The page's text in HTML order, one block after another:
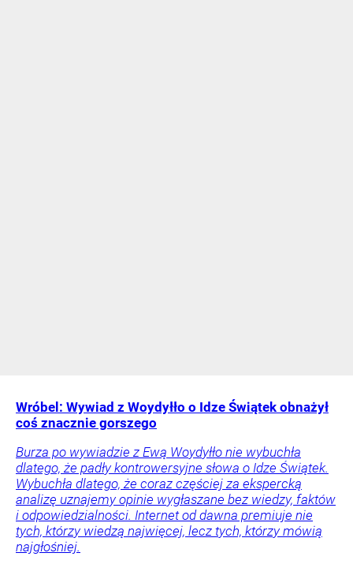
Wróbel: Wywiad z Woydyłło o Idze Świątek obnażył
coś znacznie gorszego
Burza po wywiadzie z Ewą Woydyłło nie wybuchła
dlatego, że padły kontrowersyjne słowa o Idze Świątek.
Wybuchła dlatego, że coraz częściej za ekspercką
analizę uznajemy opinie wygłaszane bez wiedzy, faktów
i odpowiedzialności. Internet od dawna premiuje nie
tych, którzy wiedzą najwięcej, lecz tych, którzy mówią
najgłośniej.